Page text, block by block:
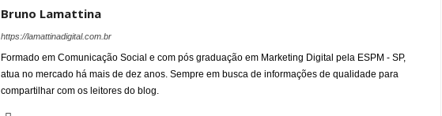
Bruno Lamattina
https://lamattinadigital.com.br
Formado em Comunicação Social e com pós graduação em Marketing Digital pela ESPM - SP,
atua no mercado há mais de dez anos. Sempre em busca de informações de qualidade para
compartilhar com os leitores do blog.